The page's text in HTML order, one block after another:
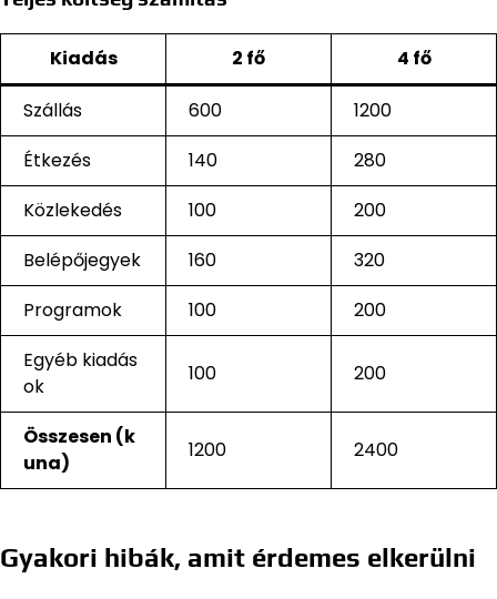
Kiadás 2 fő 4 fő
Szállás 600
1200
Étkezés
140
280
Közlekedés
100
200
Belépőjegyek
160
320
Programok
100
200
Egyéb kiadás
ok
100 200
Összesen (k
una)
1200 2400
Gyakori hibák, amit érdemes elkerülni